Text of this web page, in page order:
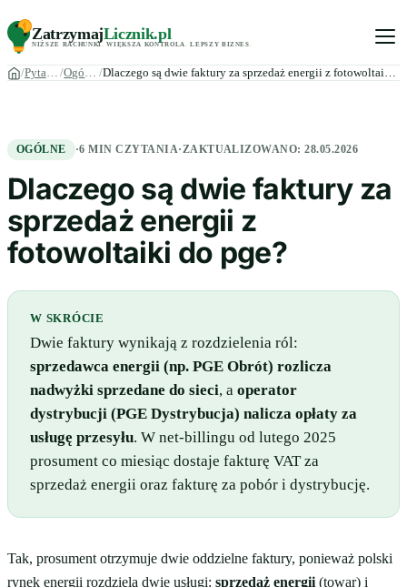
ZatrzymajLicznik.pl
NIŻSZE RACHUNKI. WIĘKSZA KONTROLA LEPSZY BIZNES
Pytania Ogólne Dlaczego są dwie faktury za sprzedaż energii z fotowoltaiki …
OGÓLNE ·6 MIN CZYTANIA·ZAKTUALIZOWANO:28.05.2026
Dlaczego są dwie faktury za
sprzedaż energii z
fotowoltaiki do pge?
W SKRÓCIE
Dwie faktury wynikają z rozdzielenia ról:
sprzedawca energii (np. PGE Obrót) rozlicza
nadwyżki sprzedane do sieci, a operator
dystrybucji (PGE Dystrybucja) nalicza opłaty za
usługę przesyłu. W net-billingu od lutego 2025
prosument co miesiąc dostaje fakturę VAT za
sprzedaż energii oraz fakturę za pobór i dystrybucję.
Tak, prosument otrzymuje dwie oddzielne faktury, ponieważ polski
rynek energii rozdziela dwie usługi: sprzedaż energii (towar) i